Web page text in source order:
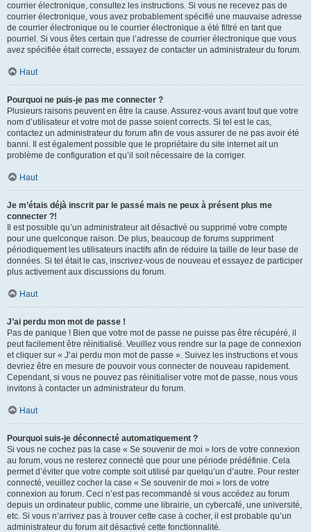
courrier électronique, consultez les instructions. Si vous ne recevez pas de
courrier électronique, vous avez probablement spécifié une mauvaise adresse
de courrier électronique ou le courrier électronique a été filtré en tant que
pourriel. Si vous êtes certain que l’adresse de courrier électronique que vous
avez spécifiée était correcte, essayez de contacter un administrateur du forum.
Haut
Pourquoi ne puis-je pas me connecter ?
Plusieurs raisons peuvent en être la cause. Assurez-vous avant tout que votre
nom d’utilisateur et votre mot de passe soient corrects. Si tel est le cas,
contactez un administrateur du forum afin de vous assurer de ne pas avoir été
banni. Il est également possible que le propriétaire du site internet ait un
problème de configuration et qu’il soit nécessaire de la corriger.
Haut
Je m’étais déjà inscrit par le passé mais ne peux à présent plus me
connecter ?!
Il est possible qu’un administrateur ait désactivé ou supprimé votre compte
pour une quelconque raison. De plus, beaucoup de forums suppriment
périodiquement les utilisateurs inactifs afin de réduire la taille de leur base de
données. Si tel était le cas, inscrivez-vous de nouveau et essayez de participer
plus activement aux discussions du forum.
Haut
J’ai perdu mon mot de passe !
Pas de panique ! Bien que votre mot de passe ne puisse pas être récupéré, il
peut facilement être réinitialisé. Veuillez vous rendre sur la page de connexion
et cliquer sur « J’ai perdu mon mot de passe ». Suivez les instructions et vous
devriez être en mesure de pouvoir vous connecter de nouveau rapidement.
Cependant, si vous ne pouvez pas réinitialiser votre mot de passe, nous vous
invitons à contacter un administrateur du forum.
Haut
Pourquoi suis-je déconnecté automatiquement ?
Si vous ne cochez pas la case « Se souvenir de moi » lors de votre connexion
au forum, vous ne resterez connecté que pour une période prédéfinie. Cela
permet d’éviter que votre compte soit utilisé par quelqu’un d’autre. Pour rester
connecté, veuillez cocher la case « Se souvenir de moi » lors de votre
connexion au forum. Ceci n’est pas recommandé si vous accédez au forum
depuis un ordinateur public, comme une librairie, un cybercafé, une université,
etc. Si vous n’arrivez pas à trouver cette case à cocher, il est probable qu’un
administrateur du forum ait désactivé cette fonctionnalité.